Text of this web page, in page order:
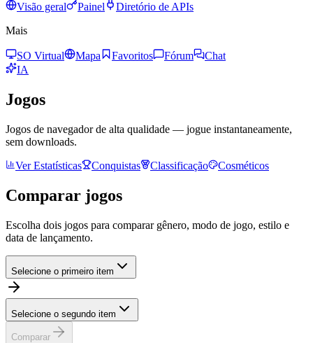
Visão geral Painel
Diretório de APIs
Mais
SO Virtual Mapa Favoritos Fórum
Chat
IA
Jogos
Jogos de navegador de alta qualidade — jogue instantaneamente,
sem downloads.
Ver Estatísticas
Conquistas Classificação Cosméticos
Comparar jogos
Escolha dois jogos para comparar gênero, modo de jogo, estilo e
data de lançamento.
Selecione o primeiro item
Selecione o segundo item
Comparar